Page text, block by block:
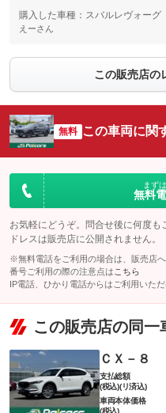
購入した車種：スバルレヴォーグ
えーさん
この販売店の
無料 この車両に関
まず
無料
お気軽にどうぞ。問合せ後に何度
ドレスは販売店に公開されません。
※無料電話をご利用の場合は、販売店
番号ご利用の際の注意点は こちら
IP電話、ひかり電話からはご利用いただ
この販売店の同一
ＣＸ－８
支払総額
(税込)(リ済込)
車両本体価格
(税込)